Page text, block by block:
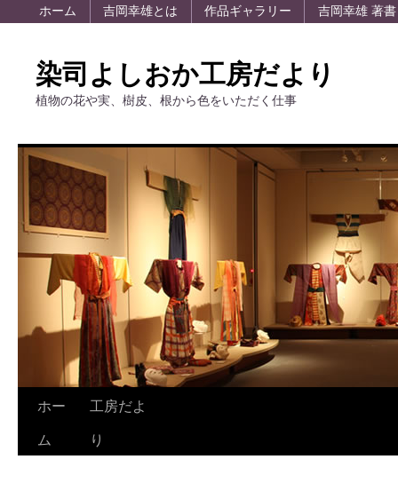
ホーム 吉岡幸雄とは 作品ギャラリー 吉岡幸雄 著書
染司よしおか工房だより
植物の花や実、樹皮、根から色をいただく仕事
ホー
ム
工房だよ
り